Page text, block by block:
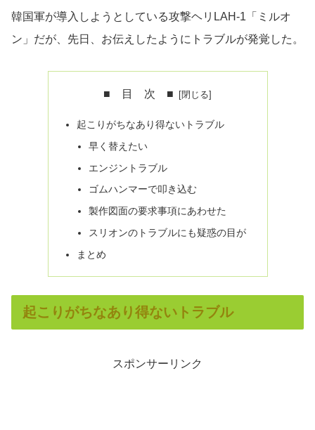
韓国軍が導入しようとしている攻撃ヘリLAH-1「ミルオ
ン」だが、先日、お伝えしたようにトラブルが発覚した。
■ 目 次 ■
起こりがちなあり得ないトラブル
早く替えたい
エンジントラブル
ゴムハンマーで叩き込む
製作図面の要求事項にあわせた
スリオンのトラブルにも疑惑の目が
まとめ
起こりがちなあり得ないトラブル
スポンサーリンク